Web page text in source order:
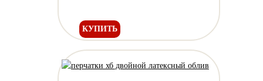
КУПИТЬ